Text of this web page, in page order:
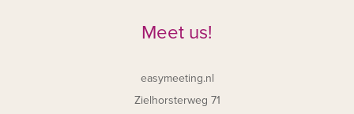
Meet us!
easymeeting.nl
Zielhorsterweg 71